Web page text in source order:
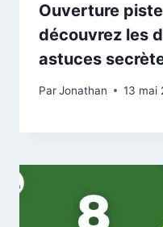
Ouverture
découvrez les
astuces
ParJonathan 13 mai